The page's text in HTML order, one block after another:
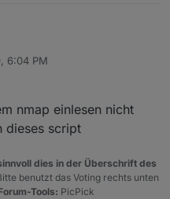
'empty', {
ip, 800);
'empty', { name:
herzlichen Dank !!
6:04 PM
nmap einlesen nicht
dieses script
dies in der Überschrift des
benutzt das Voting rechts unten
Tools: PicPick